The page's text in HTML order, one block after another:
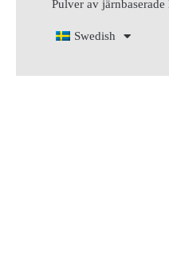
Pulver av
Swedish